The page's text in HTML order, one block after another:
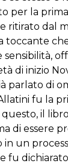
per la
ritirato dal
toccante
di inizio
parlato di
fu la
il
di essere
un
fu